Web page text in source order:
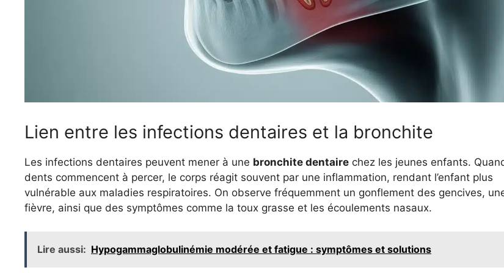
Lien entre les infections dentaires et la bronchite
Les infections dentaires peuvent mener à une bronchite dentaire chez les jeunes enfants.
dents commencent à percer, le corps réagit souvent par une inflammation, rendant l’enfant plus
vulnérable aux maladies respiratoires. On observe fréquemment un gonflement des gencives,
fièvre, ainsi que des symptômes comme la toux grasse et les écoulements nasaux.
Lire aussi: Hypogammaglobulinémie modérée et fatigue : symptômes et solutions